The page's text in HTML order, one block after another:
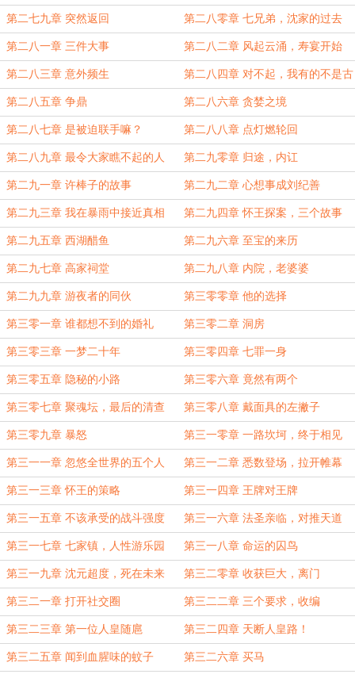
第二七九章 突然返回 第二八零章 七兄弟，沈家的过去
第二八一章 三件大事 第二八二章 风起云涌，寿宴开始
第二八三章 意外频生 第二八四章 对不起，我有的不是古
王朝气运
第二八五章 争鼎 第二八六章 贪婪之境
第二八七章 是被迫联手嘛？ 第二八八章 点灯燃轮回
第二八九章 最令大家瞧不起的人 第二九零章 归途，内讧
第二九一章 许棒子的故事 第二九二章 心想事成刘纪善
第二九三章 我在暴雨中接近真相 第二九四章 怀王探案，三个故事
第二九五章 西湖醋鱼 第二九六章 至宝的来历
第二九七章 高家祠堂 第二九八章 内院，老婆婆
第二九九章 游夜者的同伙 第三零零章 他的选择
第三零一章 谁都想不到的婚礼 第三零二章 洞房
第三零三章 一梦二十年 第三零四章 七罪一身
第三零五章 隐秘的小路 第三零六章 竟然有两个
第三零七章 聚魂坛，最后的清查 第三零八章 戴面具的左撇子
第三零九章 暴怒 第三一零章 一路坎坷，终于相见
第三一一章 忽悠全世界的五个人 第三一二章 悉数登场，拉开帷幕
第三一三章 怀王的策略 第三一四章 王牌对王牌
第三一五章 不该承受的战斗强度 第三一六章 法圣亲临，对推天道
第三一七章 七家镇，人性游乐园 第三一八章 命运的囚鸟
第三一九章 沈元超度，死在未来 第三二零章 收获巨大，离门
第三二一章 打开社交圈 第三二二章 三个要求，收编
第三二三章 第一位人皇随扈 第三二四章 天断人皇路！
第三二五章 闻到血腥味的蚊子 第三二六章 买马